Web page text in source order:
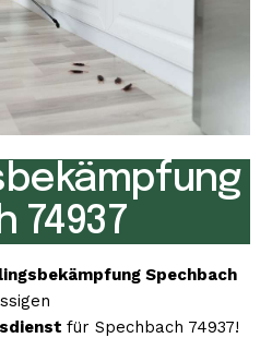
74937
Spechbach
für Spechbach 74937!